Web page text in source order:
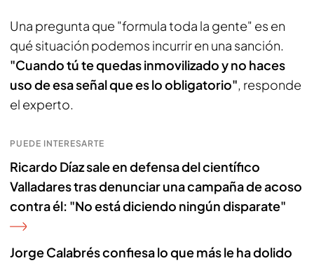
Una pregunta que "formula toda la gente" es en
qué situación podemos incurrir en una sanción.
"Cuando tú te quedas inmovilizado y no haces
uso de esa señal que es lo obligatorio", responde
el experto.
PUEDE INTERESARTE
Ricardo Díaz sale en defensa del científico
Valladares tras denunciar una campaña de acoso
contra él: "No está diciendo ningún disparate"
Jorge Calabrés confiesa lo que más le ha dolido